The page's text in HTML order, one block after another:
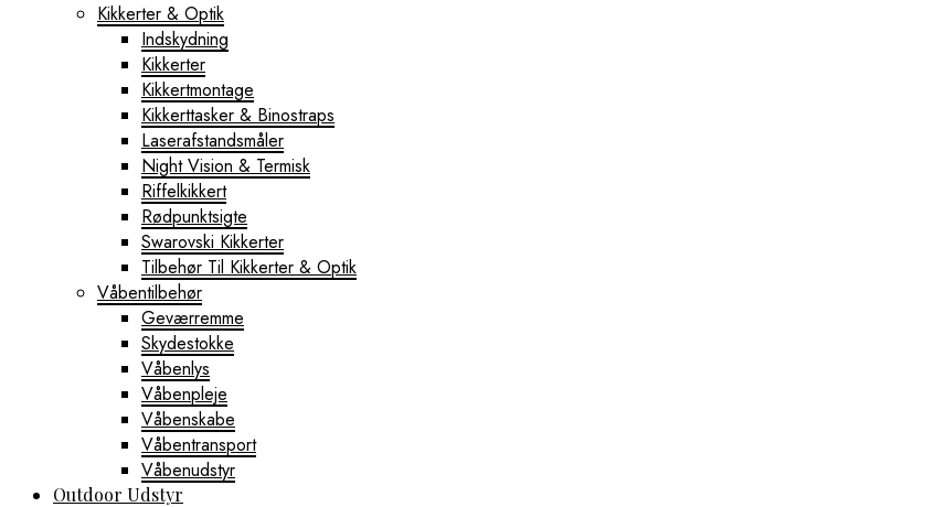
Kikkerter & Optik
Indskydning
Kikkerter
Kikkertmontage
Kikkerttasker & Binostraps
Laserafstandsmåler
Night Vision & Termisk
Riffelkikkert
Rødpunktsigte
Swarovski Kikkerter
Tilbehør Til Kikkerter & Optik
Våbentilbehør
Geværremme
Skydestokke
Våbenlys
Våbenpleje
Våbenskabe
Våbentransport
Våbenudstyr
Outdoor Udstyr